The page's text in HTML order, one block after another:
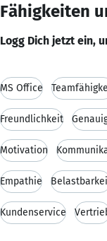
Fähigkeiten
Logg Dich jetzt ein,
MS Office
Freundlichkeit
Motivation
Empathie
Kundenservice